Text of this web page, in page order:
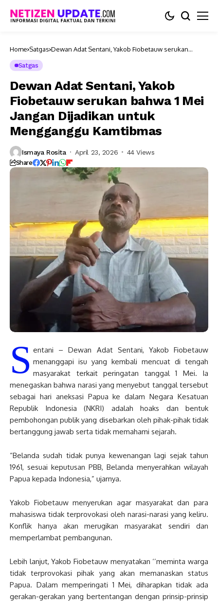
Home Satgas Dewan Adat Sentani, Yakob Fiobetauw serukan
Satgas
Dewan Adat Sentani, Yakob
Fiobetauw serukan bahwa 1 Mei
Jangan Dijadikan untuk
Mengganggu Kamtibmas
Ismaya Rosita April 23, 2026 44 Views
Share
S entani – Dewan Adat Sentani, Yakob Fiobetauw
menanggapi isu yang kembali mencuat di tengah
masyarakat terkait peringatan tanggal 1 Mei. Ia
menegaskan bahwa narasi yang menyebut tanggal tersebut
sebagai hari aneksasi Papua ke dalam Negara Kesatuan
Republik Indonesia (NKRI) adalah hoaks dan bentuk
pembohongan publik yang disebarkan oleh pihak-pihak tidak
bertanggung jawab serta tidak memahami sejarah.
“Belanda sudah tidak punya kewenangan lagi sejak tahun
1961, sesuai keputusan PBB, Belanda menyerahkan wilayah
Papua kepada Indonesia,” ujarnya.
Yakob Fiobetauw menyerukan agar masyarakat dan para
mahasiswa tidak terprovokasi oleh narasi-narasi yang keliru.
Konflik hanya akan merugikan masyarakat sendiri dan
memperlambat pembangunan.
Lebih lanjut, Yakob Fiobetauw menyatakan ‘’meminta warga
tidak terprovokasi pihak yang akan memanaskan status
Papua. Dalam memperingati 1 Mei, diharapkan tidak ada
gerakan-gerakan yang bertentangan dengan prinsip-prinsip